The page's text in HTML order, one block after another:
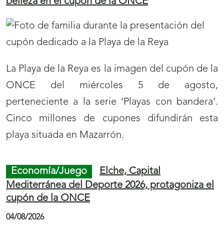
La Playa de la Reya es la imagen del cupón de la
ONCE del miércoles 5 de agosto,
perteneciente a la serie ‘Playas con bandera’.
Cinco millones de cupones difundirán esta
playa situada en Mazarrón.
Economía/Juego
Elche, Capital
Mediterránea del Deporte 2026, protagoniza el
cupón de la ONCE
04/08/2026